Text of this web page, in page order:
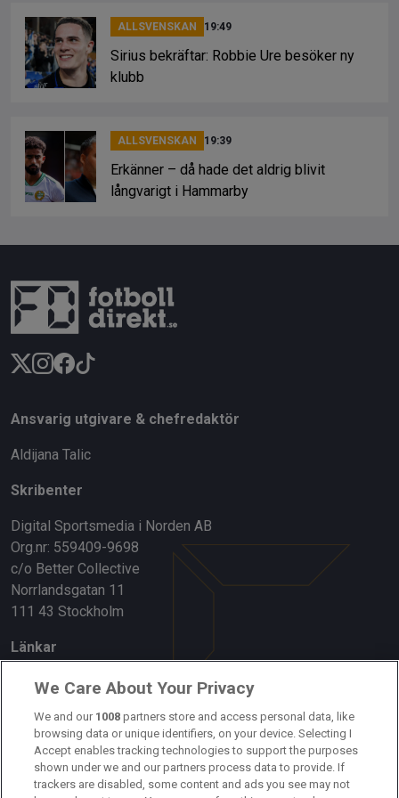
ALLSVENSKAN 19:49
Sirius bekräftar: Robbie Ure besöker ny
klubb
ALLSVENSKAN 19:39
Erkänner – då hade det aldrig blivit
långvarigt i Hammarby
Ansvarig utgivare & chefredaktör
Aldijana Talic
Skribenter
Digital Sportsmedia i Norden AB
Org.nr: 559409-9698
c/o Better Collective
Norrlandsgatan 11
111 43 Stockholm
Länkar
Om oss
Kontakta oss
Kundtjänst
Sponsor: Rekatochklart
We Care About Your Privacy
We and our 1008 partners store and access personal data, like
browsing data or unique identifiers, on your device. Selecting I
Accept enables tracking technologies to support the purposes
shown under we and our partners process data to provide. If
trackers are disabled, some content and ads you see may not